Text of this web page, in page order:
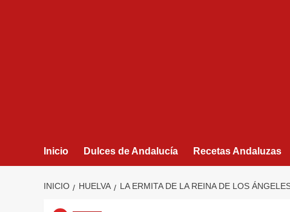
Inicio Dulces de Andalucía Recetas Andaluzas
INICIO HUELVA LA ERMITA DE LA REINA DE LOS